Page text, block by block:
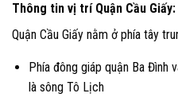
Thông tin vị trí Quận Cầu Giấy:
Quận Cầu Giấy nằm ở phía tây
Phía đông giáp quận Ba Đình
là sông Tô Lịch